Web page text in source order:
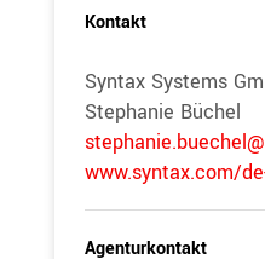
Kontakt
Syntax Systems
Stephanie Büchel
www.syntax.com/
Agenturkontakt